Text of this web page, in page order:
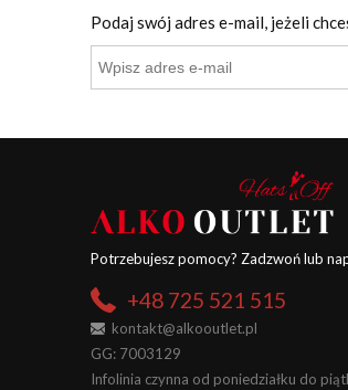
Podaj swój adres e-mail, jeżeli
Potrzebujesz pomocy? Zadzwoń lub
+48 725 521 515
kontakt@alkooutlet.pl
GG: 7003129
Infolinia czynna od poniedziałku do